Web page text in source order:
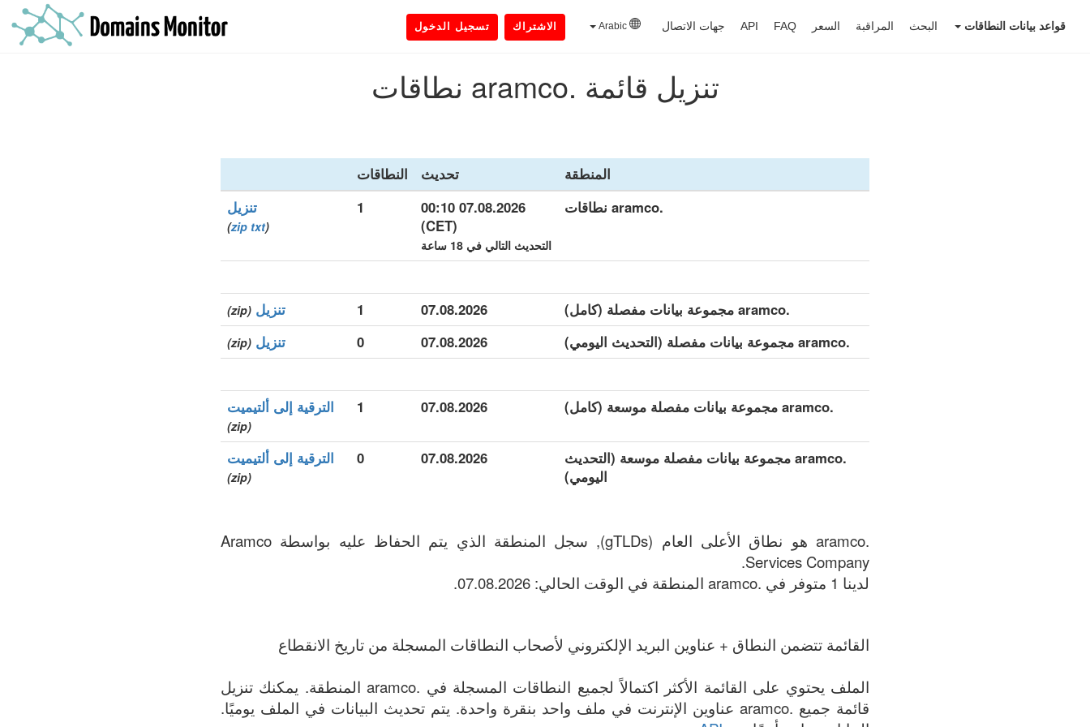
قواعد بيانات النطاقات البحث المراقبة السعر FAQ
API جهات الاتصال الاشتراك تسجيل الدخول
تنزيل قائمة .aramco نطاقات
المنطقة تحديث
النطاقات
.aramco نطاقات
07.08.2026 00:10
(CET)
التحديث التالي في 18 ساعة
1 تنزيل
(
zip txt
)
.aramco مجموعة بيانات مفصلة (كامل) 07.08.2026
1 تنزيل (zip)
.aramco مجموعة بيانات مفصلة (التحديث اليومي) 07.08.2026
0 تنزيل (zip)
.aramco مجموعة بيانات مفصلة موسعة (كامل) 07.08.2026
1 الترقية إلى ألتيميت
(zip)
.aramco مجموعة بيانات مفصلة موسعة (التحديث
اليومي)
07.08.2026
0 الترقية إلى ألتيميت
(zip)
.aramco هو نطاق الأعلى العام (gTLDs), سجل المنطقة الذي يتم الحفاظ عليه بواسطة Aramco
Services Company.
لدينا 1 متوفر في .aramco المنطقة في الوقت الحالي: 07.08.2026.
القائمة تتضمن النطاق + عناوين البريد الإلكتروني لأصحاب النطاقات المسجلة من تاريخ الانقطاع
الملف يحتوي على القائمة الأكثر اكتمالاً لجميع النطاقات المسجلة في .aramco المنطقة. يمكنك تنزيل
قائمة جميع .aramco عناوين الإنترنت في ملف واحد بنقرة واحدة. يتم تحديث البيانات في الملف يوميًا.